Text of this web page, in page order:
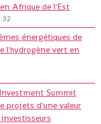
Afrique de l'Est
énergétiques de
l'hydrogène vert en
Summit
projets d'une valeur